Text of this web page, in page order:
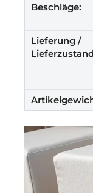
Beschläge:
Lieferung /